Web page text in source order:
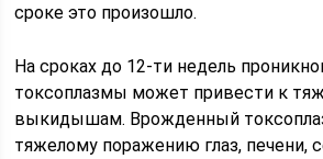
сроке это произошло.
На сроках до 12-ти недель
токсоплазмы может привести к
выкидышам. Врожденный
тяжелому поражению глаз, печени,